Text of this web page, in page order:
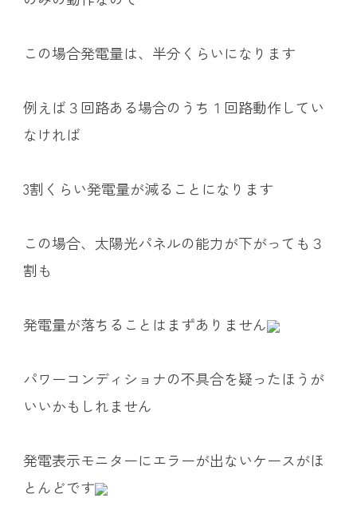
この場合発電量は、半分くらいになります
例えば３回路ある場合のうち１回路動作してい
なければ
3割くらい発電量が減ることになります
この場合、太陽光パネルの能力が下がっても３
割も
発電量が落ちることはまずありません
パワーコンディショナの不具合を疑ったほうが
いいかもしれません
発電表示モニターにエラーが出ないケースがほ
とんどです